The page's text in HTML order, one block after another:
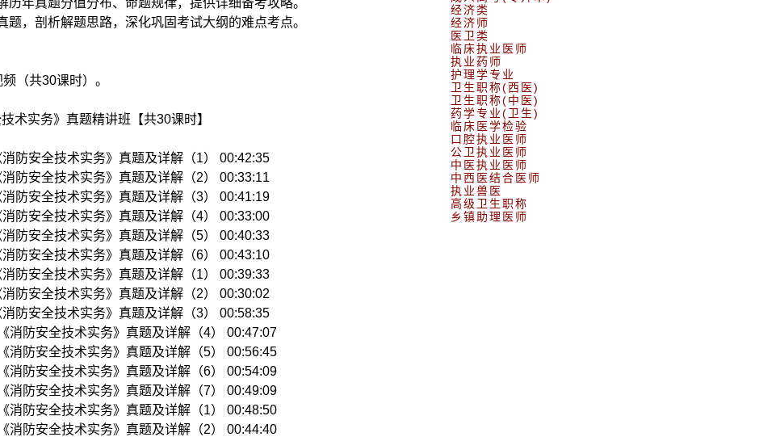
历年真题分值分布、命题规律，提供详细备考攻略。
题，剖析解题思路，深化巩固考试大纲的难点考点。
（共30课时）。
术实务》真题精讲班【共30课时】
防安全技术实务》真题及详解（1） 00:42:35
防安全技术实务》真题及详解（2） 00:33:11
防安全技术实务》真题及详解（3） 00:41:19
防安全技术实务》真题及详解（4） 00:33:00
防安全技术实务》真题及详解（5） 00:40:33
防安全技术实务》真题及详解（6） 00:43:10
防安全技术实务》真题及详解（1） 00:39:33
防安全技术实务》真题及详解（2） 00:30:02
防安全技术实务》真题及详解（3） 00:58:35
消防安全技术实务》真题及详解（4） 00:47:07
消防安全技术实务》真题及详解（5） 00:56:45
消防安全技术实务》真题及详解（6） 00:54:09
消防安全技术实务》真题及详解（7） 00:49:09
消防安全技术实务》真题及详解（1） 00:48:50
消防安全技术实务》真题及详解（2） 00:44:40
经济类
经济师
医卫类
临床执业医师
执业药师
护理学专业
卫生职称(西医)
卫生职称(中医)
药学专业(卫生)
临床医学检验
口腔执业医师
公卫执业医师
中医执业医师
中西医结合医师
执业兽医
高级卫生职称
乡镇助理医师